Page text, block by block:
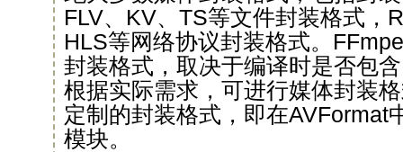
FLV、KV、TS等文件封装格式，
HLS等网络协议封装格式。
封装格式，取决于编译时是否包
根据实际需求，可进行媒体封装
定制的封装格式，即在AVFormat
模块。